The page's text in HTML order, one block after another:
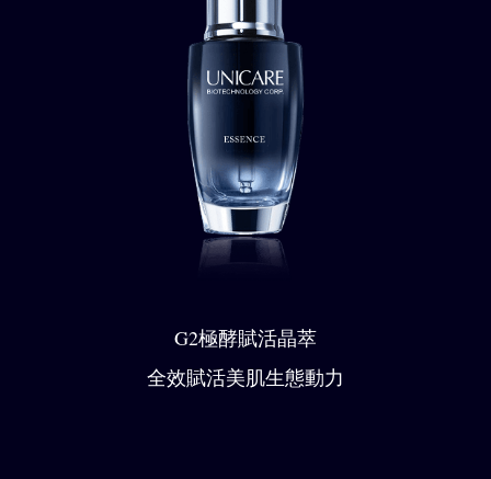
G2極酵賦活晶萃
全效賦活美肌生態動力